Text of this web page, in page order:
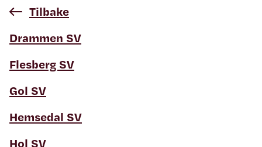
Tilbake
Drammen SV
Flesberg SV
Gol SV
Hemsedal SV
Hol SV